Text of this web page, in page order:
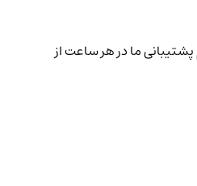
پشتیبانی ما در هر ساعت از